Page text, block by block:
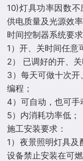
10)灯具功率因数
供电质量及光源效
时间控制器系统要求
1）开、关时间任意
2） 已调好的开、
3）每天可做十次
编程；
4）可自动，也可手
5）内消耗功率低；
施工安装要求：
1）夜景照明灯具
设备禁止安装在可